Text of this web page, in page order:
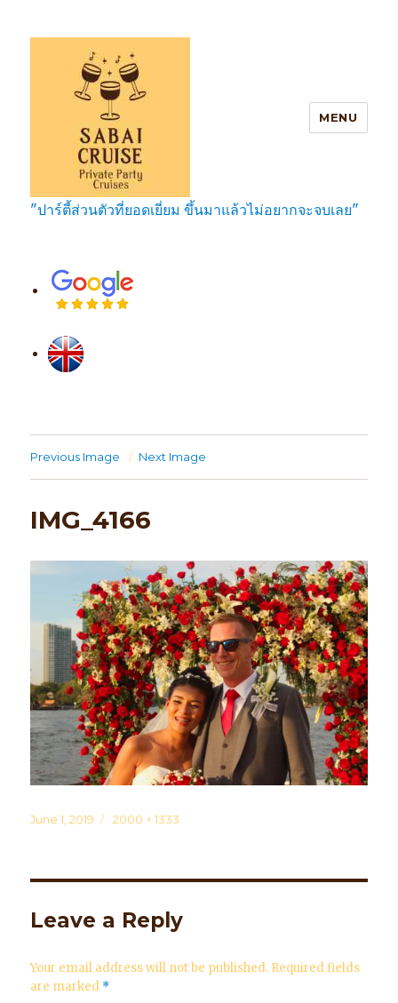
SabaiCruise Private Party Cruises
MENU
"ปาร์ตี้ส่วนตัวที่ยอดเยี่ยม ขึ้นมาแล้วไม่อยากจะจบเลย"
Previous Image Next Image
IMG_4166
Posted
June 1, 2019
Full
2000 × 1333
Leave a Reply
Your email address will not be published. Required fields
are marked *